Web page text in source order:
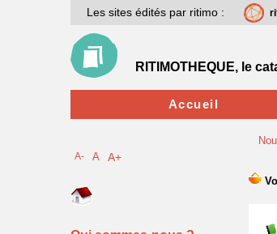
Les sites édités par ritimo :
RITIMOTHEQUE, le
Accueil
A- A A+